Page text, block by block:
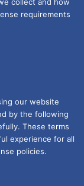
collect and how
requirements
our website
by the following
These terms
experience for all
policies.